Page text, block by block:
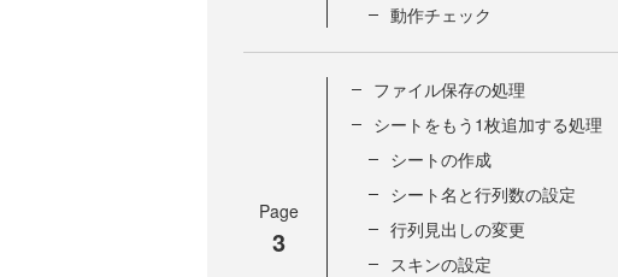
動作チェック
Page
3
ファイル保存の処理
シートをもう1枚追加する処理
シートの作成
シート名と行列数の設定
行列見出しの変更
スキンの設定